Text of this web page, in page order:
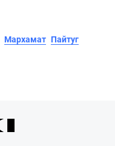
Мархамат Пайтуг